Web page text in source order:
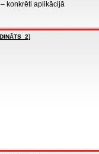
konkrēti aplikācijā